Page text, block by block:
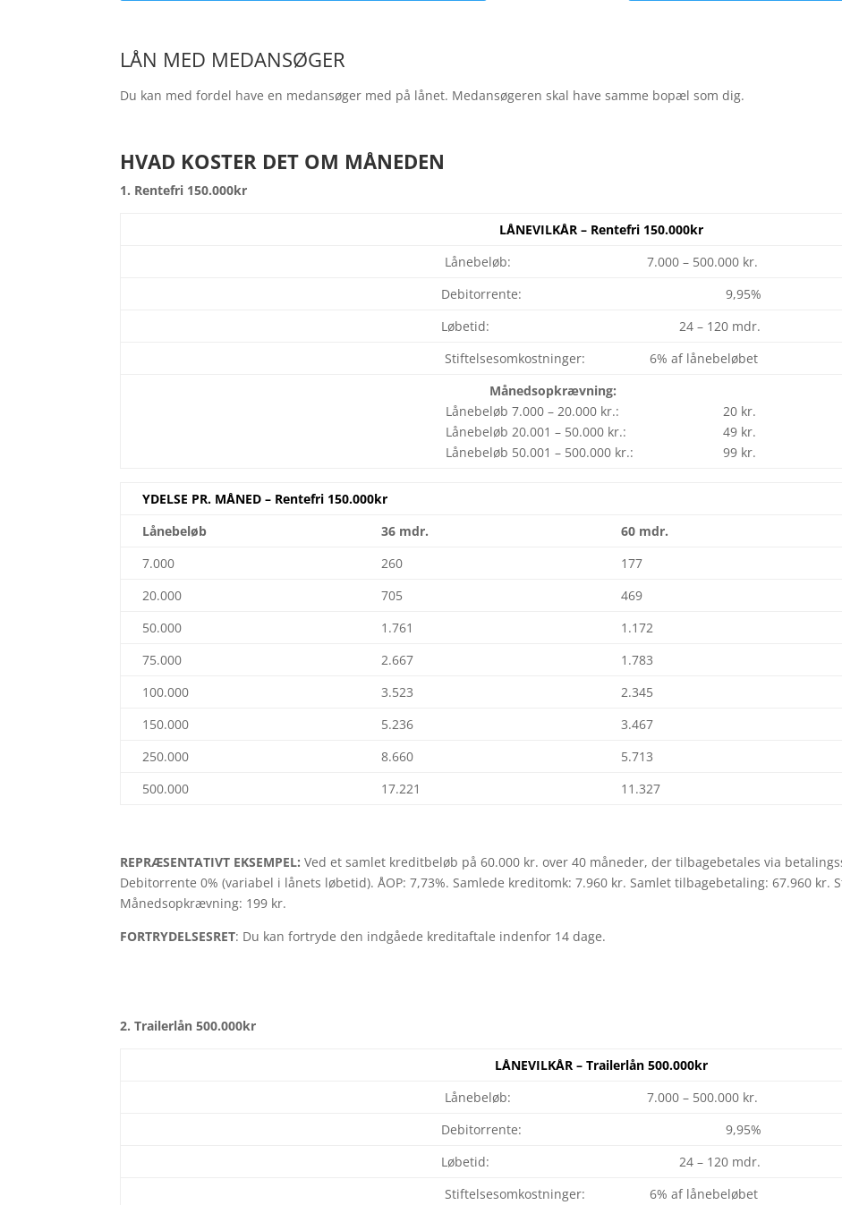
LÅN MED MEDANSØGER
Du kan med fordel have en medansøger med på lånet. Medansøgeren skal have samme bopæl som dig.
HVAD KOSTER DET OM MÅNEDEN
1. Rentefri 150.000kr
LÅNEVILKÅR – Rentefri 150.000kr
Lånebeløb: 7.000 – 500.000 kr.
Debitorrente: 9,95%
Løbetid: 24 – 120 mdr.
Stiftelsesomkostninger: 6% af lånebeløbet
Månedsopkrævning:
Lånebeløb 7.000 – 20.000 kr.: 20 kr.
Lånebeløb 20.001 – 50.000 kr.: 49 kr.
Lånebeløb 50.001 – 500.000 kr.: 99 kr.
YDELSE PR. MÅNED – Rentefri 150.000kr
Lånebeløb
36 mdr. 60 mdr.
7.000
260 177
20.000
705 469
50.000
1.761 1.172
75.000
2.667 1.783
100.000
3.523 2.345
150.000
5.236 3.467
250.000
8.660 5.713
500.000
17.221 11.327
REPRÆSENTATIVT EKSEMPEL: Ved et samlet kreditbeløb på 60.000 kr. over 40 måneder, der tilbagebetales via
Debitorrente 0% (variabel i lånets løbetid). ÅOP: 7,73%. Samlede kreditomk: 7.960 kr. Samlet tilbagebetaling: 67.960 kr.
Månedsopkrævning: 199 kr.
FORTRYDELSESRET: Du kan fortryde den indgåede kreditaftale indenfor 14 dage.
2. Trailerlån 500.000kr
LÅNEVILKÅR – Trailerlån 500.000kr
Lånebeløb: 7.000 – 500.000 kr.
Debitorrente: 9,95%
Løbetid: 24 – 120 mdr.
Stiftelsesomkostninger: 6% af lånebeløbet